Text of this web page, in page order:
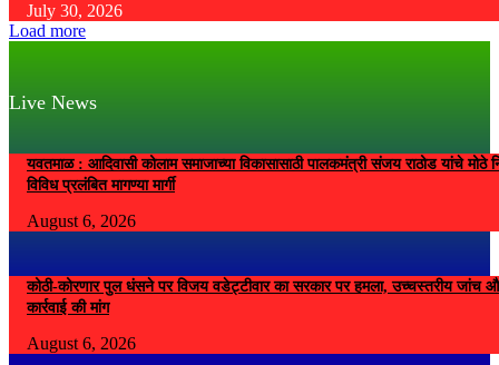
July 30, 2026
Load more
Live News
यवतमाळ : आदिवासी कोलाम समाजाच्या विकासासाठी पालकमंत्री संजय राठोड यांचे मोठे
विविध प्रलंबित मागण्या मार्गी
August 6, 2026
कोठी-कोरणार पुल धंसने पर विजय वडेट्टीवार का सरकार पर हमला, उच्चस्तरीय जांच
कार्रवाई की मांग
August 6, 2026